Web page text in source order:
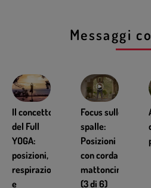
Messaggi
Il concetto
del Full
YOGA:
posizioni,
respirazione
e
Focus sulle
spalle:
Posizioni
con corda e
mattoncino
(3 di 6)